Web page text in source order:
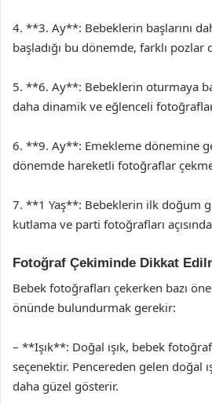
4. **3. Ay**: Bebeklerin başlarını
başladığı bu dönemde, farklı
5. **6. Ay**: Bebeklerin oturmaya
daha dinamik ve eğlenceli
6. **9. Ay**: Emekleme dönemine
dönemde hareketli fotoğraflar
7. **1 Yaş**: Bebeklerin ilk doğum
kutlama ve parti fotoğrafları
Fotoğraf Çekiminde Dikkat
Bebek fotoğrafları çekerken bazı
önünde bulundurmak gerekir:
– **Işık**: Doğal ışık, bebek
seçenektir. Pencereden gelen doğal
daha güzel gösterir.